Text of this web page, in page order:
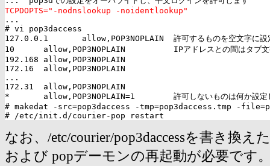
TCPDOPTS="-nodnslookup -noidentlookup"
...
# vi pop3daccess
127.0.0.1       allow,POP3NOPLAIN  許可するものを空文字に設
10      allow,POP3NOPLAIN          IPアドレスとの間はタブ文
192.168 allow,POP3NOPLAIN
172.16  allow,POP3NOPLAIN
...
172.31  allow,POP3NOPLAIN
*       allow,POP3NOPLAIN=1        許可しないものは何か設定
# makedat -src=pop3daccess -tmp=pop3daccess.tmp -
なお、/etc/courier/pop3daccessを書き換え
および popデーモンの再起動が必要です